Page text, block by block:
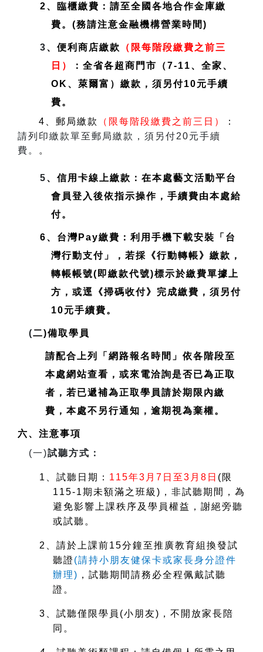
2、臨櫃繳費：請至全國各地合作金庫繳
費。(務請注意金融機構營業時間)
3、便利商店繳款
（限每階段繳費之前三
日）
：全省各超商門市（7-11、全家、
OK、萊爾富）繳款，須另付10元手續
費。
4、郵局繳款
（限每階段繳費之前三日）
：
請列印繳款單至郵局繳款，須另付20元手續
費。
。
5、信用卡線上繳款：在本處藝文活動平台
會員登入後依指示操作，手續費由本處給
付。
6、台灣Pay繳費：利用手機下載安裝「台
灣行動支付」，若採《行動轉帳》繳款，
轉帳帳號(即繳款代號)標示於繳費單據上
方，或逕《掃碼收付》完成繳費，須另付
10元手續費。
(二)備取學員
請配合上列「網路報名時間」依各階段至
本處網站查看，或來電洽詢是否已為正取
者，若已遞補為正取學員請於期限內繳
費，本處不另行通知，逾期視為棄權。
六、注意事項
(一)試聽方式：
1 、試聽日期： 115年3月7日至3月8日 ( 限
115-1期未額滿之班級)，非試聽期間，為
避免影響上課秩序及學員權益，謝絕旁聽
或試聽。
2
、請於上課前15分鐘至推廣教育組換發試
聽證 (請持小朋友健保卡或家長身分證件
辦理) ，試聽期間請務必全程佩戴試聽
證。
3
、試聽僅限學員(小朋友)，不開放家長陪
同。